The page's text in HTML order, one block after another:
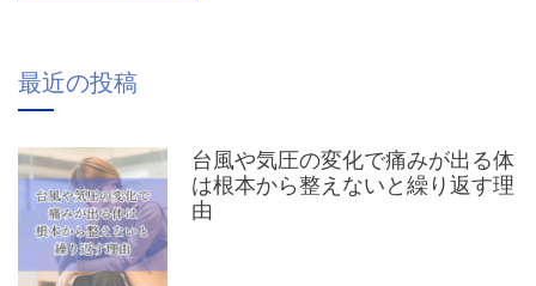
最近の投稿
台風や気圧の変化で痛みが出る体
は根本から整えないと繰り返す理
由